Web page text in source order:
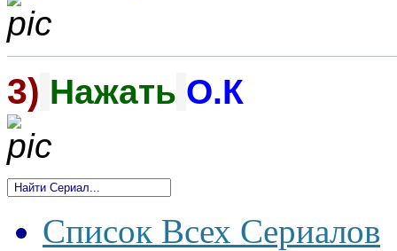
3) Нажать О.К
Список Всех Сериалов